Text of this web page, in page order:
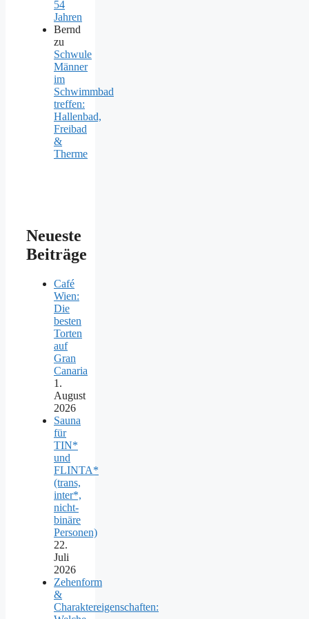
54
Jahren
Bernd
zu
Schwule
Männer
im
Schwimmbad
treffen:
Hallenbad,
Freibad
&
Therme
Neueste
Beiträge
Café
Wien:
Die
besten
Torten
auf
Gran
Canaria
1.
August
2026
Sauna
für
TIN*
und
FLINTA*
(trans,
inter*,
nicht-
binäre
Personen)
22.
Juli
2026
Zehenform
&
Charaktereigenschaften: